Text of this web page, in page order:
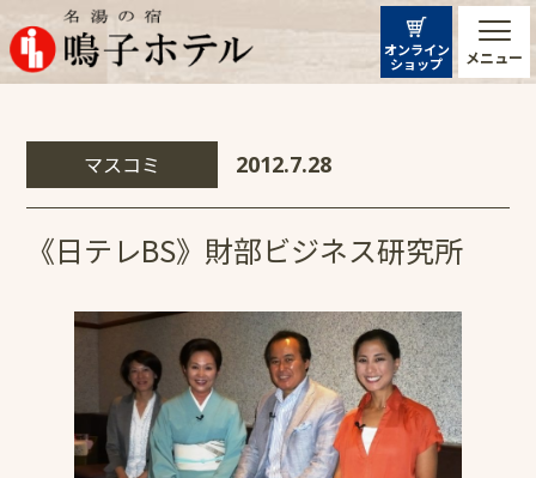
メニュー
オンライン
ショップ
マスコミ 2012.7.28
《日テレBS》財部ビジネス研究所